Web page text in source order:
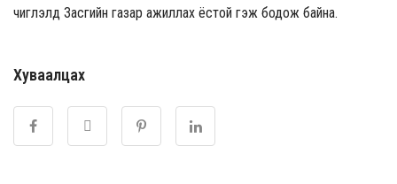
чиглэлд Засгийн газар ажиллах ёстой гэж бодож байна.
Хуваалцах